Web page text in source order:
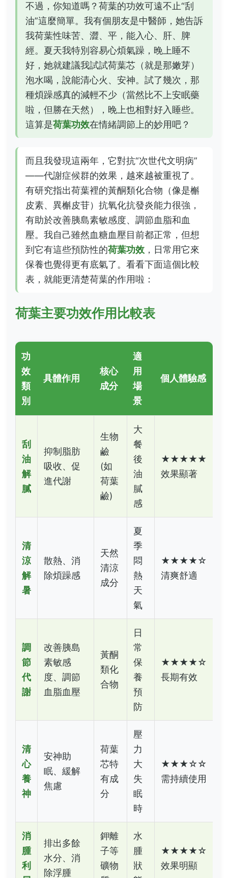
不過，你知道嗎？荷葉的功效可遠不止“刮
油”這麼簡單。我有個朋友是中醫師，她告訴
我荷葉性味苦、澀、平，能入心、肝、脾
經。夏天我特別容易心煩氣躁，晚上睡不
好，她就建議我試試荷葉芯（就是那嫩芽）
泡水喝，說能清心火、安神。試了幾次，那
種煩躁感真的減輕不少（當然比不上安眠藥
啦，但勝在天然），晚上也相對好入睡些。
這算是荷葉功效在情緒調節上的妙用吧？
而且我發現這兩年，它對抗“次世代文明病”
——代謝症候群的效果，越來越被重視了。
有研究指出荷葉裡的黃酮類化合物（像是槲
皮素、異槲皮苷）抗氧化抗發炎能力很強，
有助於改善胰島素敏感度、調節血脂和血
壓。我自己雖然血糖血壓目前都正常，但想
到它有這些預防性的荷葉功效 ，日常用它來
保養也覺得更有底氣了。看看下面這個比較
表，就能更清楚荷葉的作用啦：
荷葉主要功效作用比較表
功
效
類
別
具體作用
核心
成分
適
用
場
景
個人體驗感
刮
油
解
膩
抑制脂肪
吸收、促
進代謝
生物
鹼
(如
荷葉
鹼)
大
餐
後
油
膩
感
★★★★★
效果顯著
清
涼
解
暑
散熱、消
除煩躁感
天然
清涼
成分
夏
季
悶
熱
天
氣
★★★★☆
清爽舒適
調
節
代
謝
改善胰島
素敏感
度、調節
血脂血壓
黃酮
類化
合物
日
常
保
養
預
防
★★★★☆
長期有效
清
心
養
神
安神助
眠、緩解
焦慮
荷葉
芯特
有成
分
壓
力
大
失
眠
時
★★★☆☆
需持續使用
消
腫
利
排出多餘
水分、消
除浮腫
鉀離
子等
礦物
水
腫
狀
★★★★☆
效果明顯